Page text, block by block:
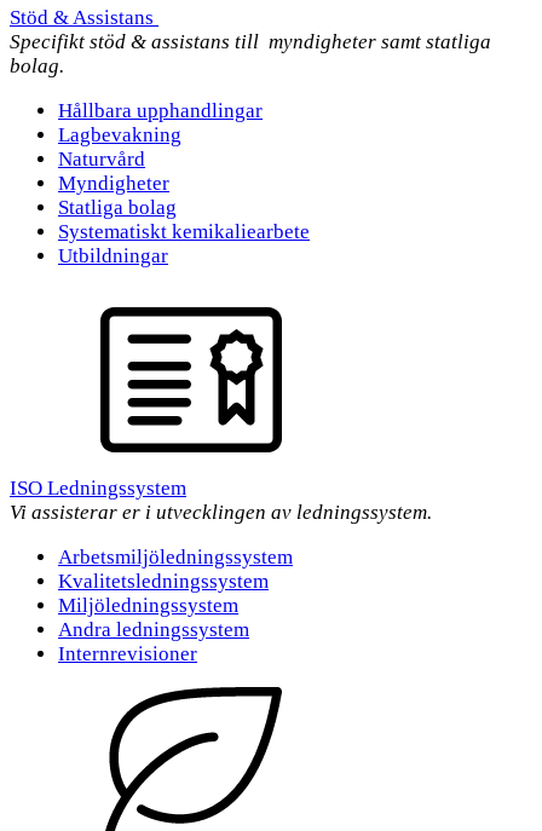
Stöd & Assistans
Specifikt stöd & assistans till myndigheter samt statliga
bolag.
Hållbara upphandlingar
Lagbevakning
Naturvård
Myndigheter
Statliga bolag
Systematiskt kemikaliearbete
Utbildningar
ISO Ledningssystem
Vi assisterar er i utvecklingen av ledningssystem.
Arbetsmiljöledningssystem
Kvalitetsledningssystem
Miljöledningssystem
Andra ledningssystem
Internrevisioner